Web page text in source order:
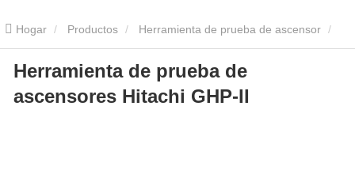
Hogar Productos Herramienta de prueba de ascensor
Herramienta de prueba de ascensores Hitachi
prueba de ascensores Hitachi GHP-II
Herramienta de prueba de
ascensores Hitachi GHP-II